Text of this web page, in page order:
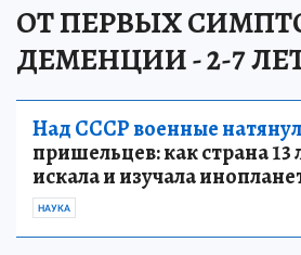
ОТ ПЕРВЫХ
ДЕМЕНЦИИ - 2-7
Над СССР военные
пришельцев: как страна 13
искала и изучала
НАУКА